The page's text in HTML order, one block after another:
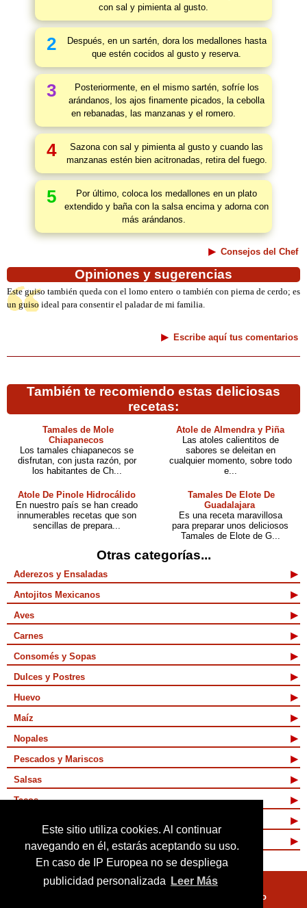
Este sitio utiliza cookies. Al continuar
navegando en él, estarás aceptando su uso.
En caso de IP Europea no se despliega
publicidad personalizada
Leer Más
con sal y pimienta al gusto.
2
Después, en un sartén, dora los medallones hasta
que estén cocidos al gusto y reserva.
3
Posteriormente, en el mismo sartén, sofríe los
arándanos, los ajos finamente picados, la cebolla
en rebanadas, las manzanas y el romero.
4
Sazona con sal y pimienta al gusto y cuando las
manzanas estén bien acitronadas, retira del fuego.
5
Por último, coloca los medallones en un plato
extendido y baña con la salsa encima y adorna con
más arándanos.
Consejos del Chef
Opiniones y sugerencias
Este guiso también queda con el lomo entero o también con pierna de cerdo; es
un guiso ideal para consentir el paladar de mi familia.
Escribe aquí tus comentarios
También te recomiendo estas deliciosas
recetas:
Tamales de Mole
Chiapanecos
Los tamales chiapanecos se
disfrutan, con justa razón, por
los habitantes de Ch...
Atole de Almendra y Piña
Las atoles calientitos de
sabores se deleitan en
cualquier momento, sobre todo
e...
Atole De Pinole Hidrocálido
En nuestro país se han creado
innumerables recetas que son
sencillas de prepara...
Tamales De Elote De
Guadalajara
Es una receta maravillosa
para preparar unos deliciosos
Tamales de Elote de G...
Otras categorías...
Aderezos y Ensaladas
Antojitos Mexicanos
Aves
Carnes
Consomés y Sopas
Dulces y Postres
Huevo
Maíz
Nopales
Pescados y Mariscos
Salsas
Tacos
Vegetarianas
Términos de Uso